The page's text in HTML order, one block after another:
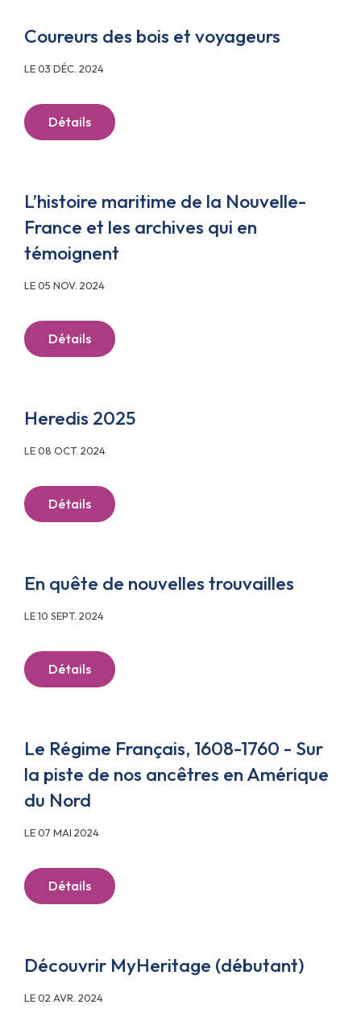
Coureurs des bois et voyageurs
LE 03 DÉC. 2024
Détails
L’histoire maritime de la Nouvelle-
France et les archives qui en
témoignent
LE 05 NOV. 2024
Détails
Heredis 2025
LE 08 OCT. 2024
Détails
En quête de nouvelles trouvailles
LE 10 SEPT. 2024
Détails
Le Régime Français, 1608-1760 - Sur
la piste de nos ancêtres en Amérique
du Nord
LE 07 MAI 2024
Détails
Découvrir MyHeritage (débutant)
LE 02 AVR. 2024